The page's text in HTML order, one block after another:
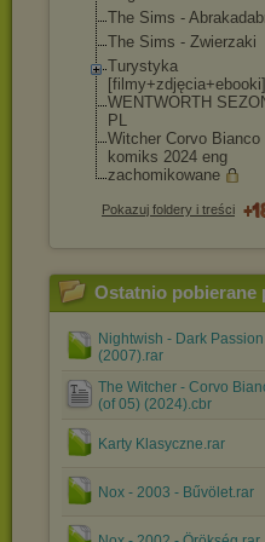
The Sims -
The Sims - Zwierzaki
Turystyka
[filmy+zdjęcia+ebooki]
WENTWORTH
PL
Witcher Corvo Bianco
komiks 2024 eng
zachomikowane
Pokazuj foldery i treści
Ostatnio pobierane
Nightwish - Dark
(2007).rar
The Witcher - Corvo
(of 05) (2024).cbr
Karty Klasyczne.rar
Nox - 2003 - Bűvölet.rar